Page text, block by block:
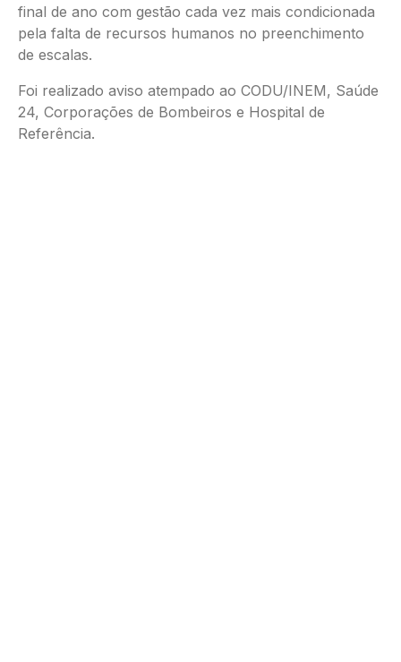
final de ano com gestão cada vez mais condicionada
pela falta de recursos humanos no preenchimento
de escalas.
Foi realizado aviso atempado ao CODU/INEM, Saúde
24, Corporações de Bombeiros e Hospital de
Referência.